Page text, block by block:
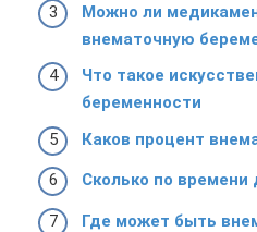
Можно ли
внематочную
Что такое
беременности
Каков процент
Сколько по времени
Где может быть